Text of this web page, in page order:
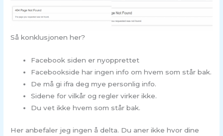
Så konklusjonen her?
Facebook siden er nyopprettet
Facebookside har ingen info om hvem som står bak.
De må gi ifra deg mye personlig info.
Sidene for vilkår og regler virker ikke.
Du vet ikke hvem som står bak.
Her anbefaler jeg ingen å delta. Du aner ikke hvor dine